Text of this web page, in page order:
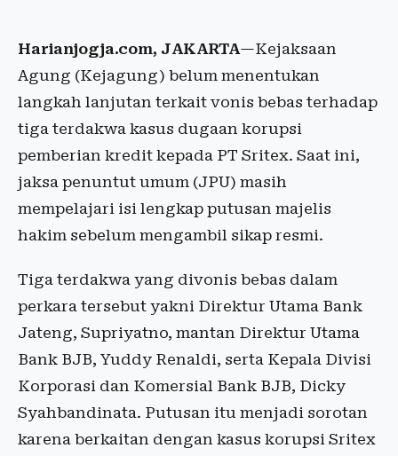
Harianjogja.com, JAKARTA—Kejaksaan
Agung (Kejagung) belum menentukan
langkah lanjutan terkait vonis bebas terhadap
tiga terdakwa kasus dugaan korupsi
pemberian kredit kepada PT Sritex. Saat ini,
jaksa penuntut umum (JPU) masih
mempelajari isi lengkap putusan majelis
hakim sebelum mengambil sikap resmi.
Tiga terdakwa yang divonis bebas dalam
perkara tersebut yakni Direktur Utama Bank
Jateng, Supriyatno, mantan Direktur Utama
Bank BJB, Yuddy Renaldi, serta Kepala Divisi
Korporasi dan Komersial Bank BJB, Dicky
Syahbandinata. Putusan itu menjadi sorotan
karena berkaitan dengan kasus korupsi Sritex